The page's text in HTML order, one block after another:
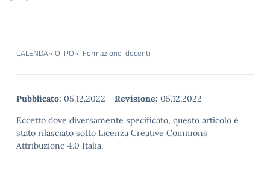
CALENDARIO-POR-Formazione-docenti
Pubblicato: 05.12.2022 - Revisione: 05.12.2022
Eccetto dove diversamente specificato, questo articolo è
stato rilasciato sotto Licenza Creative Commons
Attribuzione 4.0 Italia.